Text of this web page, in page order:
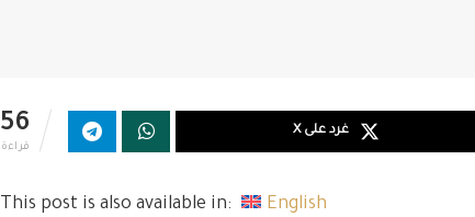
56
قراءة
غرد على X
This post is also available in: English